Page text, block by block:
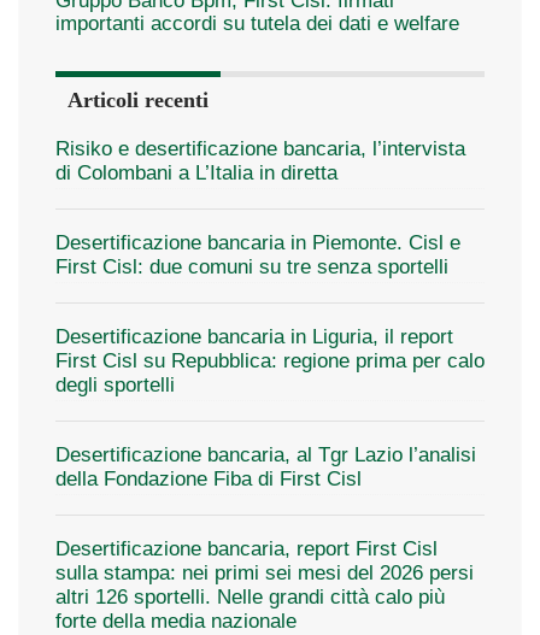
importanti accordi su tutela dei dati e welfare
Articoli recenti
Risiko e desertificazione bancaria, l’intervista
di Colombani a L’Italia in diretta
Desertificazione bancaria in Piemonte. Cisl e
First Cisl: due comuni su tre senza sportelli
Desertificazione bancaria in Liguria, il report
First Cisl su Repubblica: regione prima per calo
degli sportelli
Desertificazione bancaria, al Tgr Lazio l’analisi
della Fondazione Fiba di First Cisl
Desertificazione bancaria, report First Cisl
sulla stampa: nei primi sei mesi del 2026 persi
altri 126 sportelli. Nelle grandi città calo più
forte della media nazionale